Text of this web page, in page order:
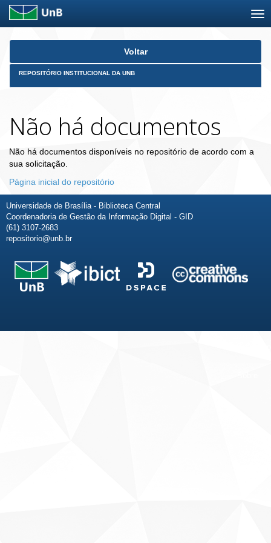
Skip
Voltar
REPOSITÓRIO INSTITUCIONAL DA UNB
Não há documentos
Não há documentos disponíveis no repositório de acordo com a
sua solicitação.
Página inicial do repositório
Universidade de Brasília - Biblioteca Central
Coordenadoria de Gestão da Informação Digital - GID
(61) 3107-2683
repositorio@unb.br